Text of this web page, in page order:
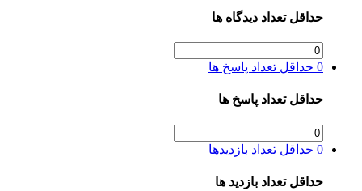
حداقل تعداد دیدگاه ها
0 حداقل تعداد پاسخ ها
حداقل تعداد پاسخ ها
0 حداقل تعداد بازدیدها
حداقل تعداد بازدید ها